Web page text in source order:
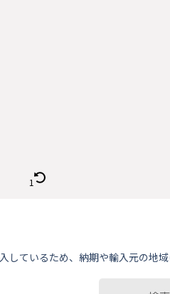
しているため、納期や輸⼊元の地